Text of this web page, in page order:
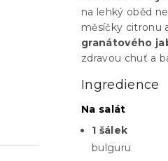
na lehký oběd
měsíčky citronu
granátového
zdravou chuť a
Ingredience
Na salát
1 šálek
bulguru